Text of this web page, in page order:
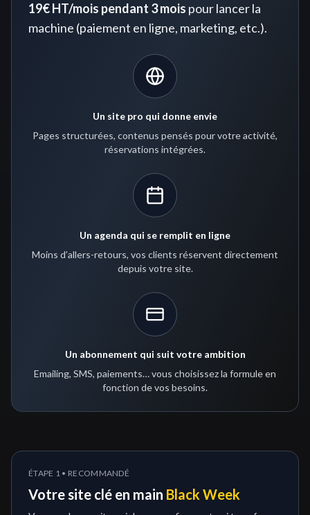
19€ HT/mois pendant 3 mois pour lancer la
machine (paiement en ligne, marketing, etc.).
Un site pro qui donne envie
Pages structurées, contenus pensés pour votre activité,
réservations intégrées.
Un agenda qui se remplit en ligne
Moins d’allers-retours, vos clients réservent directement
depuis votre site.
Un abonnement qui suit votre ambition
Emailing, SMS, paiements… vous choisissez la formule en
fonction de vos besoins.
ÉTAPE 1 • RECOMMANDÉ
Votre site clé en main Black Week